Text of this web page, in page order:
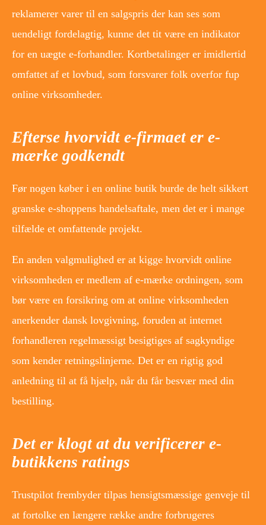
reklamerer varer til en salgspris der kan ses som
uendeligt fordelagtig, kunne det tit være en indikator
for en uægte e-forhandler. Kortbetalinger er imidlertid
omfattet af et lovbud, som forsvarer folk overfor fup
online virksomheder.
Efterse hvorvidt e-firmaet er e-
mærke godkendt
Før nogen køber i en online butik burde de helt sikkert
granske e-shoppens handelsaftale, men det er i mange
tilfælde et omfattende projekt.
En anden valgmulighed er at kigge hvorvidt online
virksomheden er medlem af e-mærke ordningen, som
bør være en forsikring om at online virksomheden
anerkender dansk lovgivning, foruden at internet
forhandleren regelmæssigt besigtiges af sagkyndige
som kender retningslinjerne. Det er en rigtig god
anledning til at få hjælp, når du får besvær med din
bestilling.
Det er klogt at du verificerer e-
butikkens ratings
Trustpilot frembyder tilpas hensigtsmæssige genveje til
at fortolke en længere række andre forbrugeres